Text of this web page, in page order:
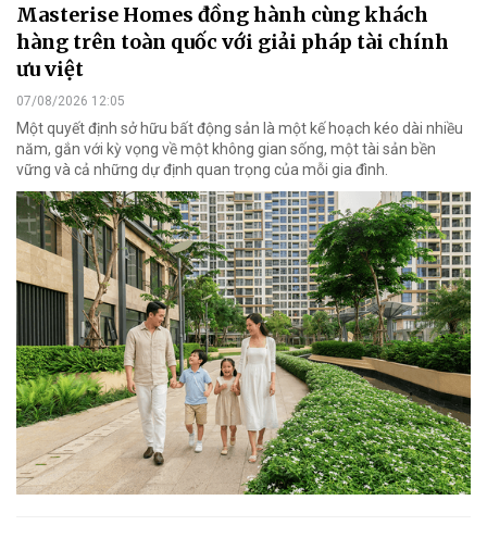
Masterise Homes đồng hành cùng khách
hàng trên toàn quốc với giải pháp tài chính
ưu việt
07/08/2026 12:05
Một quyết định sở hữu bất động sản là một kế hoạch kéo dài nhiều
năm, gắn với kỳ vọng về một không gian sống, một tài sản bền
vững và cả những dự định quan trọng của mỗi gia đình.